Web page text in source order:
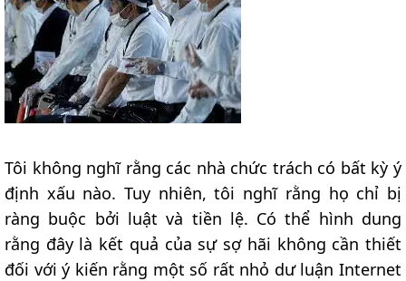
Tôi không nghĩ rằng các nhà chức trách có bất kỳ ý
định xấu nào. Tuy nhiên, tôi nghĩ rằng họ chỉ bị
ràng buộc bởi luật và tiền lệ. Có thể hình dung
rằng đây là kết quả của sự sợ hãi không cần thiết
đối với ý kiến rằng một số rất nhỏ dư luận Internet